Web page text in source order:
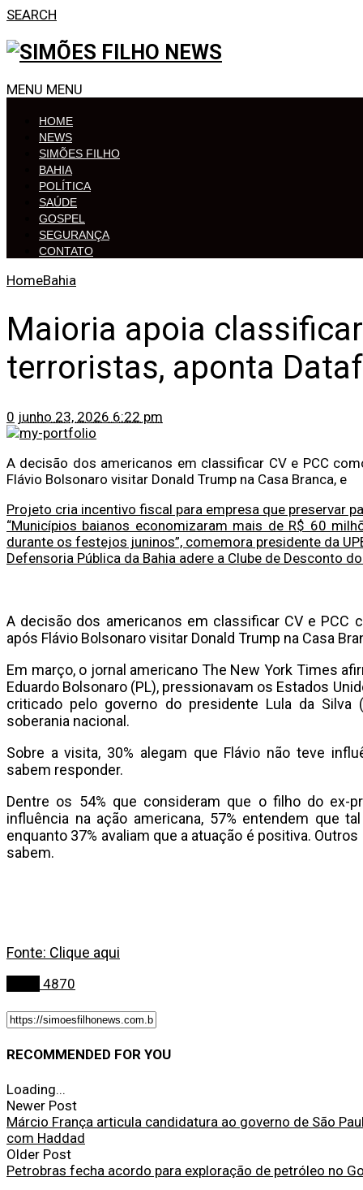
SEARCH
MENU MENU
HOME
NEWS
SIMÕES FILHO
BAHIA
POLÍTICA
SAÚDE
GOSPEL
SEGURANÇA
CONTATO
HomeBahia
Maioria apoia
terroristas, aponta
0 junho 23, 2026 6:22 pm
A decisão dos americanos em classificar CV e PCC
Flávio Bolsonaro visitar Donald Trump na Casa Branca, e
Projeto cria incentivo fiscal para empresa que preservar
“Municípios baianos economizaram mais de R$ 60
durante os festejos juninos”, comemora presidente da
Defensoria Pública da Bahia adere a Clube de Desconto
A decisão dos americanos em classificar CV e PCC
após Flávio Bolsonaro visitar Donald Trump na Casa
Em março, o jornal americano The New York Times
Eduardo Bolsonaro (PL), pressionavam os Estados
criticado pelo governo do presidente Lula da
soberania nacional.
Sobre a visita, 30% alegam que Flávio não teve
sabem responder.
Dentre os 54% que consideram que o filho do ex-
influência na ação americana, 57% entendem que
enquanto 37% avaliam que a atuação é positiva.
sabem.
Fonte: Clique aqui
4870
RECOMMENDED FOR YOU
Loading...
Newer Post
Márcio França articula candidatura ao governo de São
com Haddad
Older Post
Petrobras fecha acordo para exploração de petróleo no